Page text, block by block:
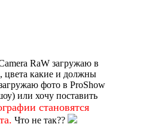
RaW загружаю в
какие и должны
фото в ProShow
или хочу поставить
становятся
Что не так??